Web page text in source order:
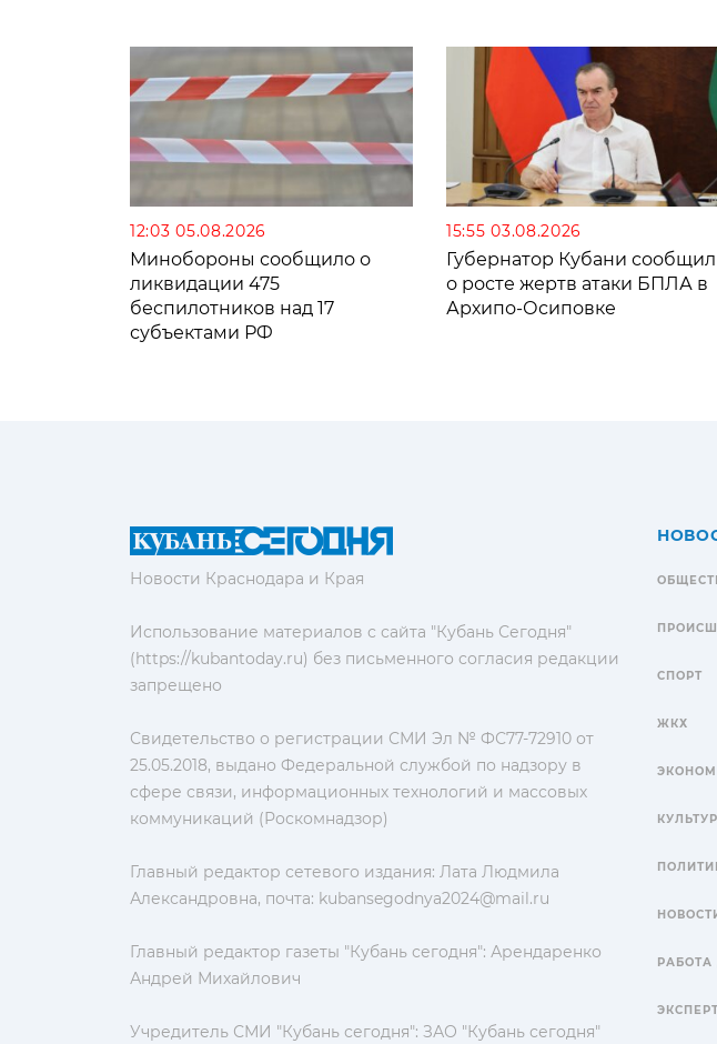
12:03 05.08.2026
Минобороны сообщило о
ликвидации 475
беспилотников над 17
субъектами РФ
15:55 03.08.2026
Губернатор Кубани сообщил
о росте жертв атаки БПЛА в
Архипо-Осиповке
Новости Краснодара и Края
Использование материалов с сайта "Кубань Сегодня"
(https://kubantoday.ru) без письменного согласия редакции
запрещено
Свидетельство о регистрации СМИ Эл № ФС77-72910 от
25.05.2018, выдано Федеральной службой по надзору в
сфере связи, информационных технологий и массовых
коммуникаций (Роскомнадзор)
Главный редактор сетевого издания: Лата Людмила
Александровна, почта: kubansegodnya2024@mail.ru
Главный редактор газеты "Кубань сегодня": Арендаренко
Андрей Михайлович
Учредитель СМИ "Кубань сегодня": ЗАО "Кубань сегодня"
СПОРТ
ЖКХ
РАБОТА